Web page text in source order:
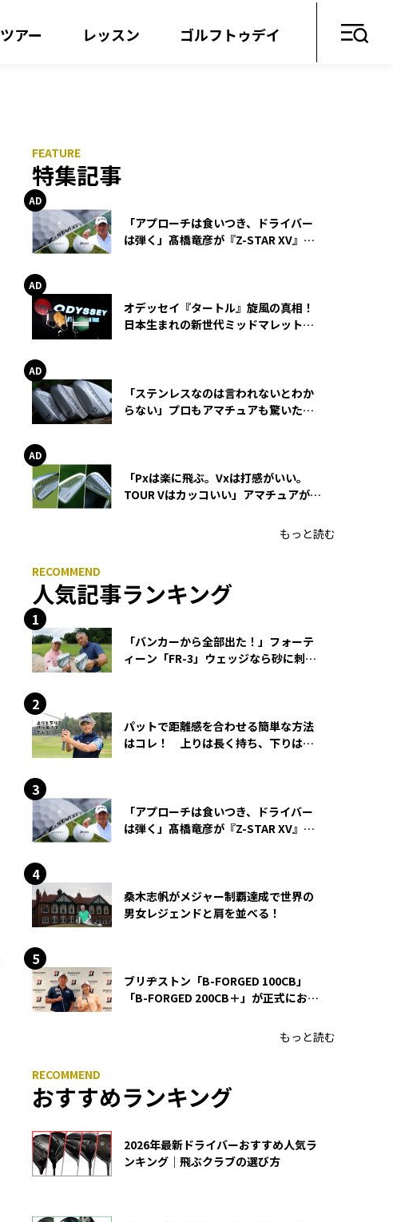
ツアー レッスン ゴルフトゥデイ
特集記事
「アプローチは食いつき、ドライバー
は弾く」髙橋竜彦が『Z-STAR XV』を
オデッセイ『タートル』旋風の真相！
日本生まれの新世代ミッドマレットが
「ステンレスなのは言われないとわか
らない」プロもアマチュアも驚いた
「Pxは楽に飛ぶ。Vxは打感がいい。
TOUR Vはカッコいい」アマチュアが選
もっと読む
人気記事ランキング
「バンカーから全部出た！」フォーテ
ィーン「FR-3」ウェッジなら砂に刺さ
パットで距離感を合わせる簡単な方法
はコレ！ 上りは長く持ち、下りは短
「アプローチは食いつき、ドライバー
は弾く」髙橋竜彦が『Z-STAR XV』を
桑木志帆がメジャー制覇達成で世界の
男女レジェンドと肩を並べる！
ブリヂストン「B-FORGED 100CB」
「B-FORGED 200CB＋」が正式にお披
もっと読む
おすすめランキング
2026年最新ドライバーおすすめ人気ラ
ンキング｜飛ぶクラブの選び方